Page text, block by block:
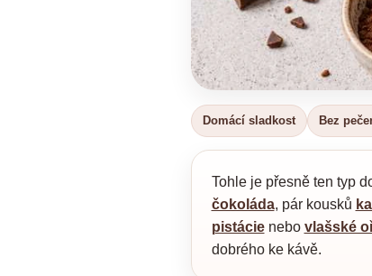
Domácí sladkost Bez
Tohle je přesně ten typ
čokoláda, pár kousků
pistácienebo vlašské
dobrého ke kávě.